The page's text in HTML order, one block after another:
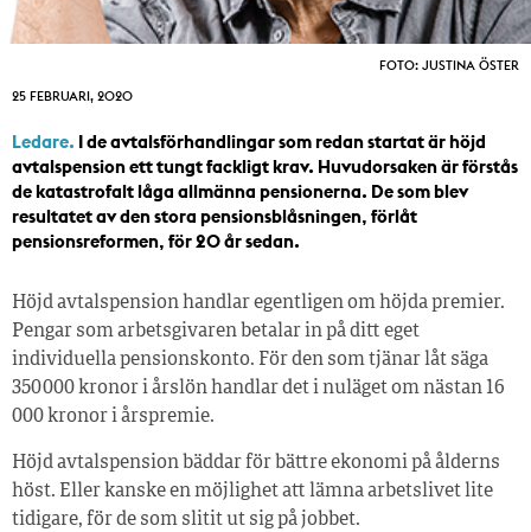
FOTO: JUSTINA ÖSTER
25 FEBRUARI, 2020
Ledare. I de avtalsförhandlingar som redan startat är höjd
avtalspension ett tungt fackligt krav. Huvudorsaken är förstås
de katastrofalt låga allmänna pensionerna. De som blev
resultatet av den stora pensionsblåsningen, förlåt
pensionsreformen, för 20 år sedan.
Höjd avtalspension handlar egentligen om höjda premier.
Pengar som arbetsgivaren betalar in på ditt eget
individuella pensionskonto. För den som tjänar låt säga
350 000 kronor i årslön handlar det i nuläget om nästan 16
000 kronor i årspremie.
Höjd avtalspension bäddar för bättre ekonomi på ålderns
höst. Eller kanske en möjlighet att lämna arbetslivet lite
tidigare, för de som slitit ut sig på jobbet.